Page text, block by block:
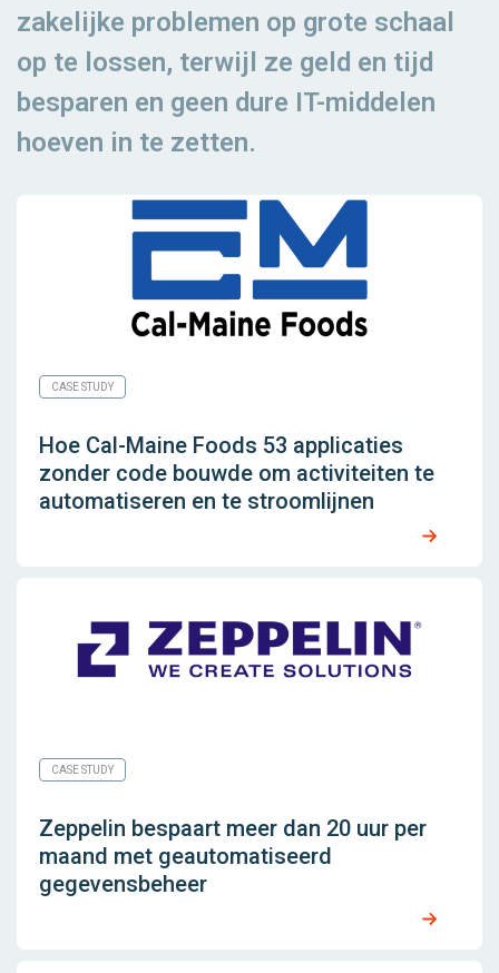
zakelijke problemen op grote schaal
op te lossen, terwijl ze geld en tijd
besparen en geen dure IT-middelen
hoeven in te zetten.
CASE STUDY
Hoe Cal-Maine Foods 53 applicaties
zonder code bouwde om activiteiten te
automatiseren en te stroomlijnen
CASE STUDY
Zeppelin bespaart meer dan 20 uur per
maand met geautomatiseerd
gegevensbeheer